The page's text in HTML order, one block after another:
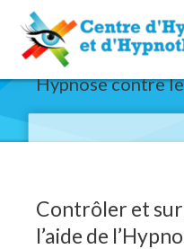
Hypnose contre
Contrôler et
l’aide de